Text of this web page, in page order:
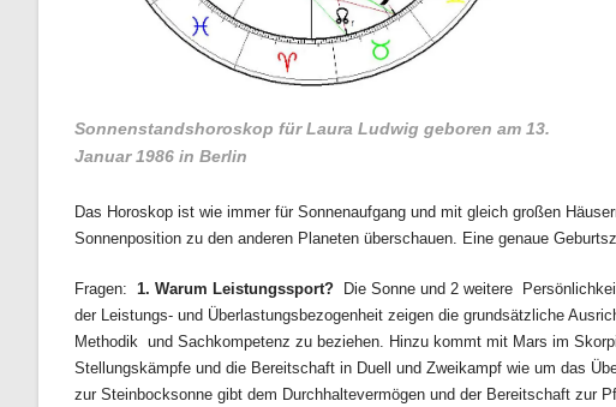
Sonnenstandshoroskop für Laura Ludwig geboren am 13.
Januar 1986 in Berlin
Das Horoskop ist wie immer für Sonnenaufgang und mit gleich großen
Sonnenposition zu den anderen Planeten überschauen. Eine genaue G
Fragen: 1. Warum Leistungssport? Die Sonne und 2 weitere
der Leistungs- und Überlastungsbezogenheit zeigen die grundsätzliche
Methodik und Sachkompetenz zu beziehen. Hinzu kommt mit Mars im
Stellungskämpfe und die Bereitschaft in Duell und Zweikampf wie um das
zur Steinbocksonne gibt dem Durchhaltevermögen und der Bereitschaft zur